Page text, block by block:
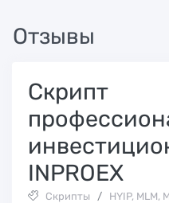
Отзывы
Cкрипт
INPROEX
Скрипты / HYIP, MLM,